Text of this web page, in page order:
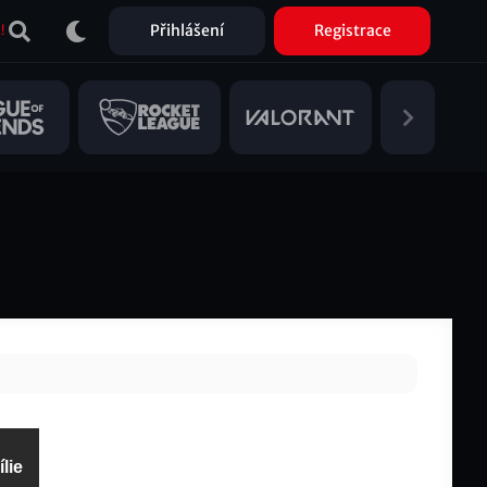
Přihlášení Registrace